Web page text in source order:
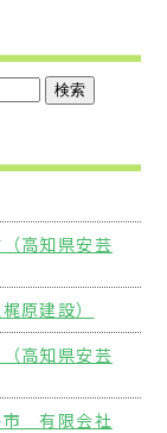
高知県安芸
原建設）
高知県安芸
市 有限会社